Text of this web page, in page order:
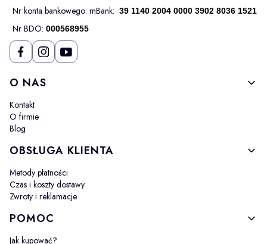
Nr konta bankowego: mBank: 39 1140 2004 0000 3902 8036 1521
Nr BDO: 000568955
Linki w stopce
O NAS
Kontakt
O firmie
Blog
OBSŁUGA KLIENTA
Metody płatności
Czas i koszty dostawy
Zwroty i reklamacje
POMOC
Jak kupować?